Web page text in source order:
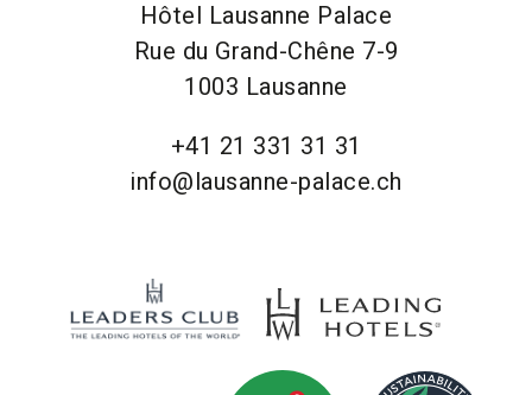
Hôtel Lausanne Palace
Rue du Grand-Chêne 7-9
1003 Lausanne
+41 21 331 31 31
info@lausanne-palace.ch